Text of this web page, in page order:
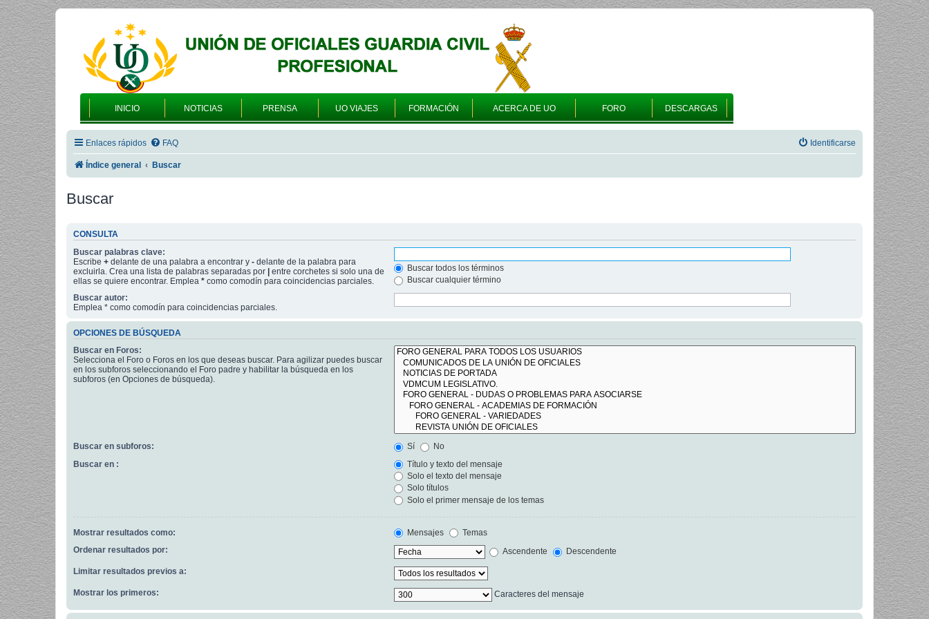
INICIO NOTICIAS PRENSA UO VIAJES FORMACIÓN ACERCA DE UO FORO DESCARGAS
Enlaces rápidos FAQ Identificarse
Índice general Buscar
Buscar
CONSULTA
Buscar palabras clave:
Escribe + delante de una palabra a encontrar y - delante de la palabra para
excluirla. Crea una lista de palabras separadas por
entre corchetes si solo una de
ellas se quiere encontrar. Emplea * como comodín para coincidencias parciales.
Buscar todos los términos
Buscar cualquier término
Buscar autor:
Emplea * como comodín para coincidencias parciales.
OPCIONES DE BÚSQUEDA
Buscar en Foros:
Selecciona el Foro o Foros en los que deseas buscar. Para agilizar puedes buscar
en los subforos seleccionando el Foro padre y habilitar la búsqueda en los
subforos (en Opciones de búsqueda).
Buscar en subforos: Sí
No
Buscar en :
Título y texto del mensaje
Solo el texto del mensaje
Solo títulos
Solo el primer mensaje de los temas
Mostrar resultados como: Mensajes
Temas
Ordenar resultados por:
Ascendente Descendente
Limitar resultados previos a:
Mostrar los primeros: Caracteres del mensaje